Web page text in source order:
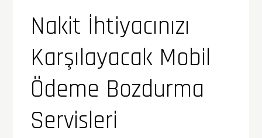
Nakit İhtiyacınızı
Karşılayacak Mobil
Ödeme Bozdurma
Servisleri